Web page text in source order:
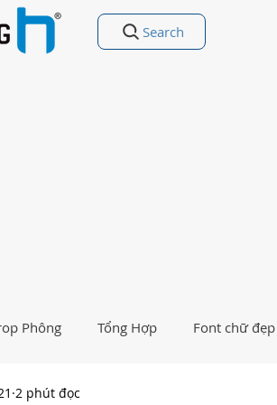
Search
Phông Tổng Hợp Font chữ đẹp
Việt Nam
2 phút đọc